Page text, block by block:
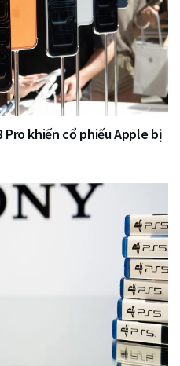
Pro khiến cổ phiếu Apple bị